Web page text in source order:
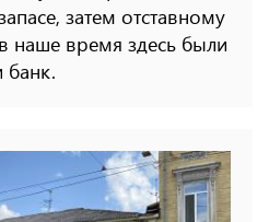
затем отставному
наше время здесь были
банк.